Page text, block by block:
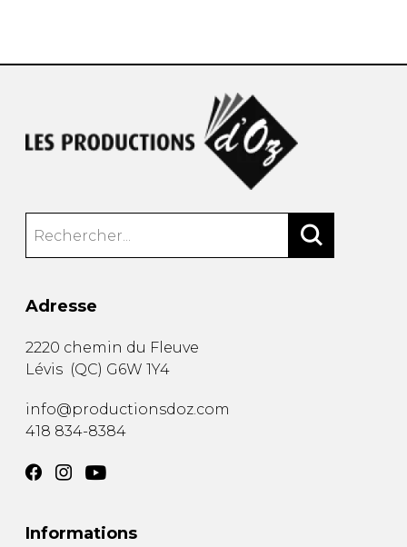
Adresse
2220 chemin du Fleuve
Lévis (QC) G6W 1Y4
info@productionsdoz.com
418 834-8384
Informations